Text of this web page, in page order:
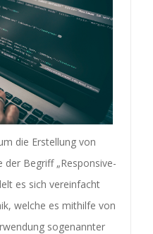
die Erstellung von
Begriff „Responsive-
es sich vereinfacht
welche es mithilfe von
sogenannter